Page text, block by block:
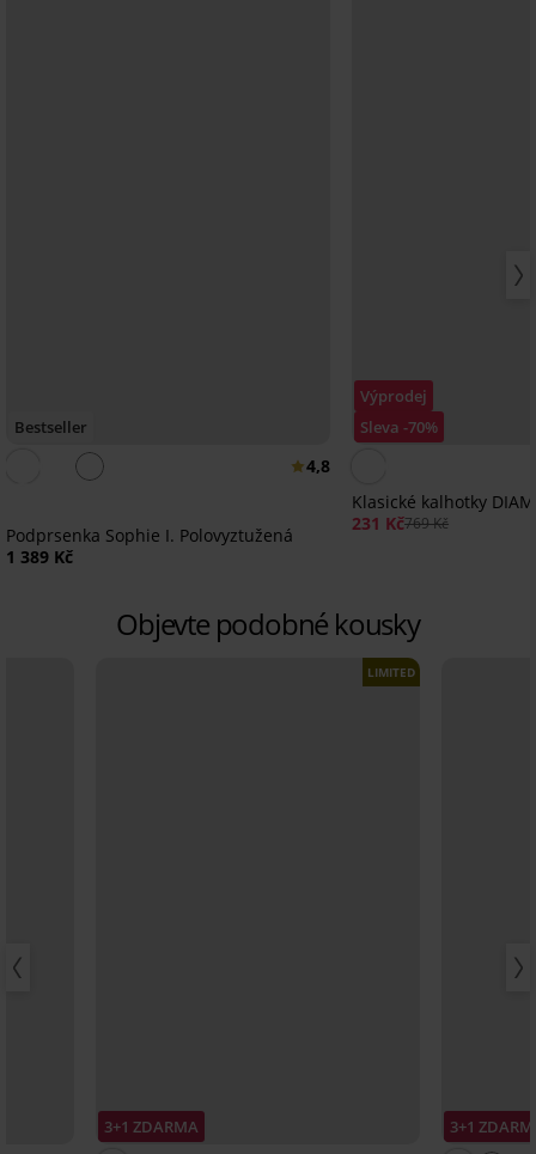
Bestseller
4,8
Podprsenka Sophie I. Polovyztužená
1 389 Kč
Výprodej
Sleva -70%
Klasické kalhotky
231 Kč769 Kč
Objevte podobné kousky
3+1 ZDARMA
LIMITED
3+1